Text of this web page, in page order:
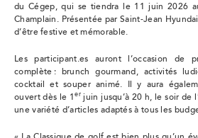
du Cégep, qui se tiendra le 11 juin 2026
Champlain. Présentée par Saint-Jean
d’être festive et mémorable.
Les participant.es auront l’occasion de
complète : brunch gourmand, activités
cocktail et souper animé. Il y aura
ouvert dès le 1er juin jusqu’à 20 h, le soir de
une variété d’articles adaptés à tous les